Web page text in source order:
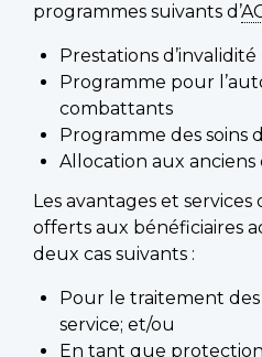
programmes suivants d’
Prestations d’invalidité
Programme pour
combattants
Programme des soins
Allocation aux
Les avantages et
offerts aux bénéficiaires
deux cas suivants :
Pour le traitement des
service; et/ou
En tant que